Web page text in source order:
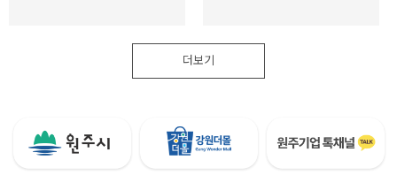
더보기